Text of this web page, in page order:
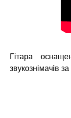
Гітара
звукознімачів